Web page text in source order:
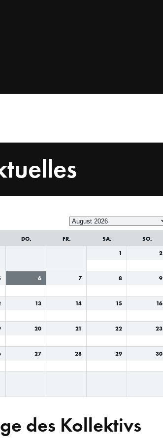
DO. FR. SA. SO.
1 2
6 7 8 9
13 14 15 16
20 21 22 23
27 28 29 30
des Kollektivs